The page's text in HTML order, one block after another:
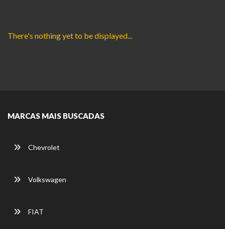
There's nothing yet to be displayed...
MARCAS MAIS BUSCADAS
Chevrolet
Volkswagen
FIAT